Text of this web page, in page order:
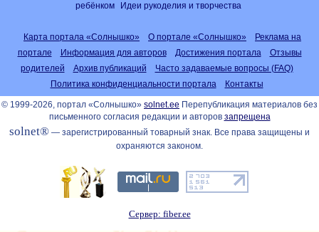
ребёнком
Идеи рукоделия и творчества
Карта портала «Солнышко» О портале «Солнышко»
Реклама на
портале
Информация для авторов Достижения портала
Отзывы
родителей
Архив публикаций
Часто задаваемые вопросы (FAQ)
Политика конфиденциальности портала
Контакты
© 1999-2026, портал «Солнышко» solnet.ee Перепубликация материалов без
письменного согласия редакции и авторов запрещена
solnet® — зарегистрированный товарный знак. Все права защищены и
охраняются законом.
Сервер: fiber.ee